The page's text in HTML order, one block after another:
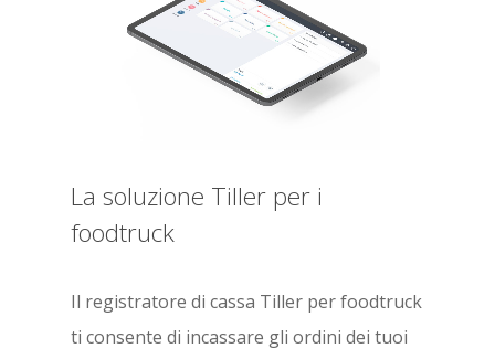
La soluzione Tiller per i
foodtruck
Il registratore di cassa Tiller per foodtruck
ti consente di incassare gli ordini dei tuoi
Delivery –
Click & Collect –
Terminale POS
Pizzeria
Bar
Gelateria
Fast Food
Food Truck
Risorse
Blog
Lavora con noi